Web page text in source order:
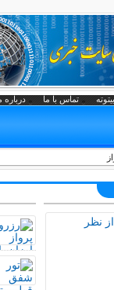
تماس با ما درباره